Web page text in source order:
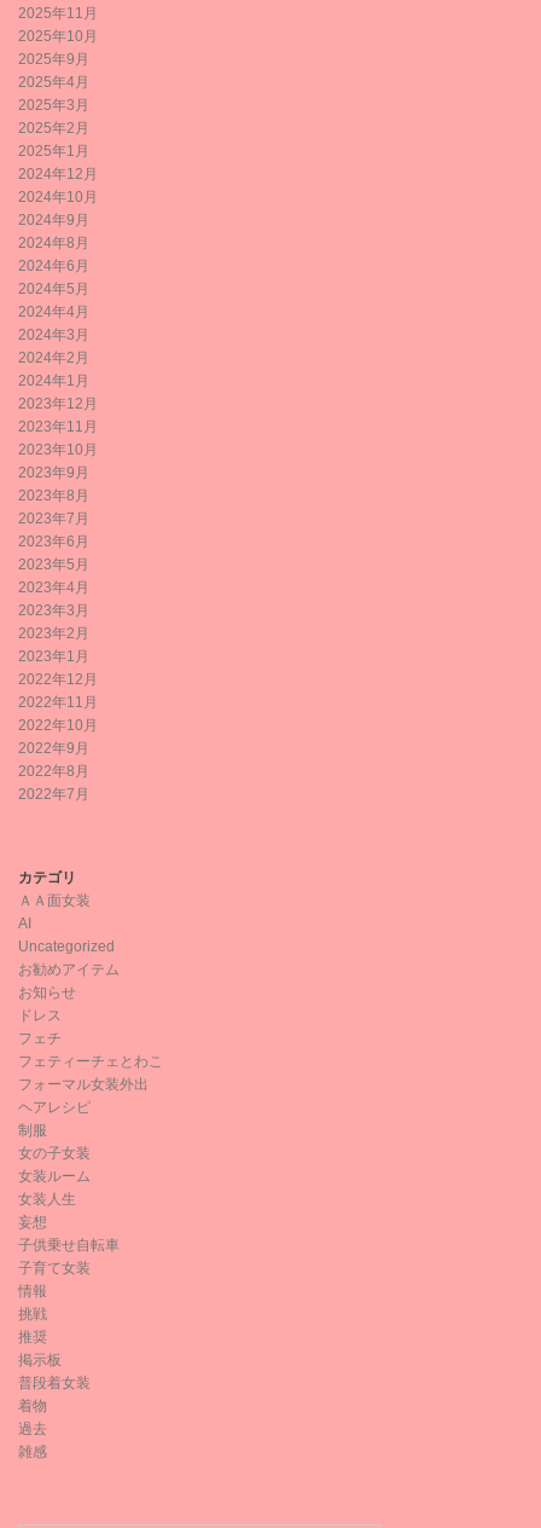
2025年11月
2025年10月
2025年9月
2025年4月
2025年3月
2025年2月
2025年1月
2024年12月
2024年10月
2024年9月
2024年8月
2024年6月
2024年5月
2024年4月
2024年3月
2024年2月
2024年1月
2023年12月
2023年11月
2023年10月
2023年9月
2023年8月
2023年7月
2023年6月
2023年5月
2023年4月
2023年3月
2023年2月
2023年1月
2022年12月
2022年11月
2022年10月
2022年9月
2022年8月
2022年7月
カテゴリ
ＡＡ面女装
AI
Uncategorized
お勧めアイテム
お知らせ
ドレス
フェチ
フェティーチェとわこ
フォーマル女装外出
ヘアレシピ
制服
女の子女装
女装ルーム
女装人生
妄想
子供乗せ自転車
子育て女装
情報
挑戦
推奨
掲示板
普段着女装
着物
過去
雑感